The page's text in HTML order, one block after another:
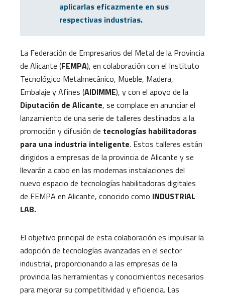
aplicarlas eficazmente en sus
respectivas industrias.
La Federación de Empresarios del Metal de la Provincia
de Alicante (FEMPA), en colaboración con el Instituto
Tecnológico Metalmecánico, Mueble, Madera,
Embalaje y Afines (AIDIMME), y con el apoyo de la
Diputación de Alicante, se complace en anunciar el
lanzamiento de una serie de talleres destinados a la
promoción y difusión de tecnologías habilitadoras
para una industria inteligente. Estos talleres están
dirigidos a empresas de la provincia de Alicante y se
llevarán a cabo en las modernas instalaciones del
nuevo espacio de tecnologías habilitadoras digitales
de FEMPA en Alicante, conocido como INDUSTRIAL
LAB.
El objetivo principal de esta colaboración es impulsar la
adopción de tecnologías avanzadas en el sector
industrial, proporcionando a las empresas de la
provincia las herramientas y conocimientos necesarios
para mejorar su competitividad y eficiencia. Las